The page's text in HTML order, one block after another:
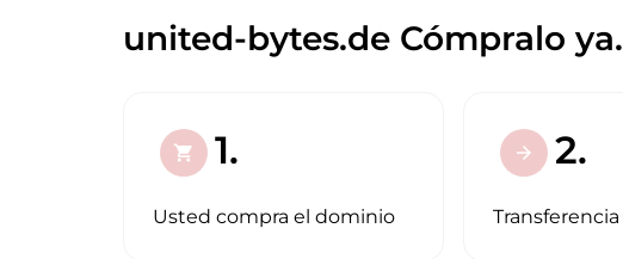
united-bytes.de Cómpralo ya.
shopping_cart 1.
Usted compra el dominio
arrow_forward 2.
Transferencia